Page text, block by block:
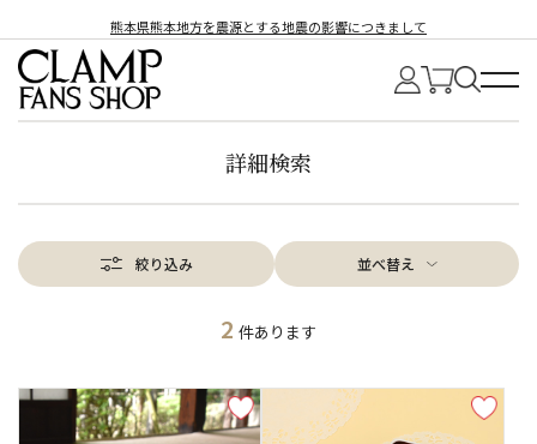
熊本県熊本地方を震源とする地震の影響につきまして
詳細検索
絞り込み 並べ替え
2 件あります